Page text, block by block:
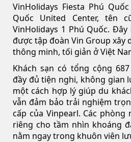
VinHolidays Fiesta Phú
Quốc United Center, tên
VinHolidays 1 Phú Quốc.
được tập đoàn Vin Group xây
thông minh, tối giản ở Việt
Khách sạn có tổng cộng
đầy đủ tiện nghi, không gian
một cách hợp lý giúp du
vẫn đảm bảo trải nghiệm
cấp của Vinpearl. Các
riêng cho tầm nhìn khoáng
nằm ngay trong khuôn viên